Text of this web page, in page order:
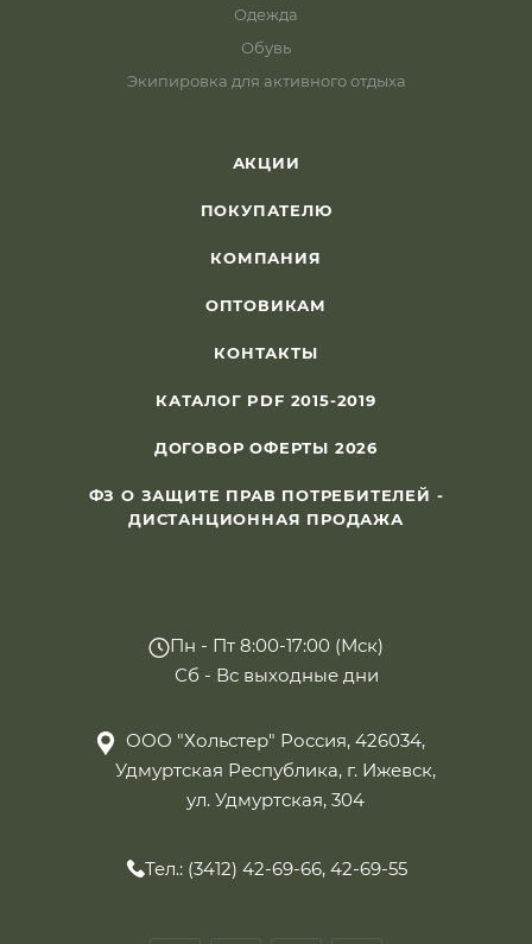
Одежда
Обувь
Экипировка для активного отдыха
АКЦИИ
ПОКУПАТЕЛЮ
КОМПАНИЯ
ОПТОВИКАМ
КОНТАКТЫ
КАТАЛОГ PDF 2015-2019
ДОГОВОР ОФЕРТЫ 2026
ФЗ О ЗАЩИТЕ ПРАВ ПОТРЕБИТЕЛЕЙ -
ДИСТАНЦИОННАЯ ПРОДАЖА
Пн - Пт 8:00-17:00 (Мск)
Сб - Вс выходные дни
ООО "Хольстер" Россия, 426034,
Удмуртская Республика, г. Ижевск,
ул. Удмуртская, 304
Тел.: (3412) 42-69-66, 42-69-55